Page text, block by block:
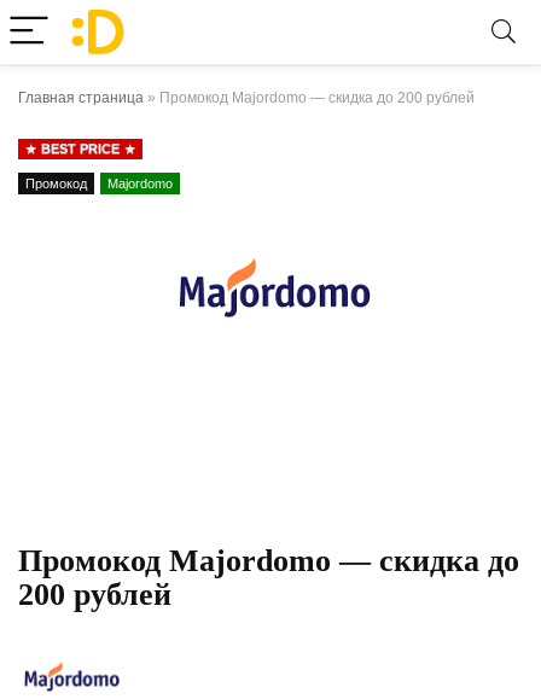
Главная страница » Промокод Majordomo — скидка до 200 рублей
BEST PRICE
Промокод Majordomo
Промокод Majordomo — скидка до
200 рублей